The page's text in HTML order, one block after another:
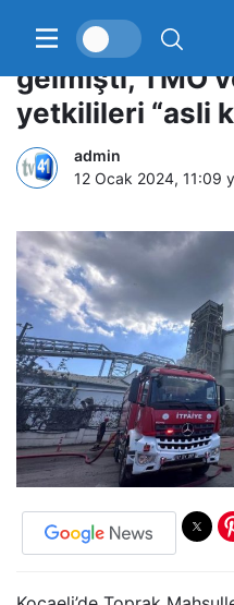
Silolarda
gelmişti, TMO
yetkilileri “asli
admin
12 Ocak 2024, 11:09